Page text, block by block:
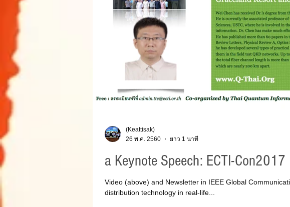
a Keynote Speech: ECTI-Con2017
Video (above) and Newsletter in IEEE Global
distribution technology in real-life...
(Keattisak)
26 พ.ค. 2560
ยาว 1 นาที